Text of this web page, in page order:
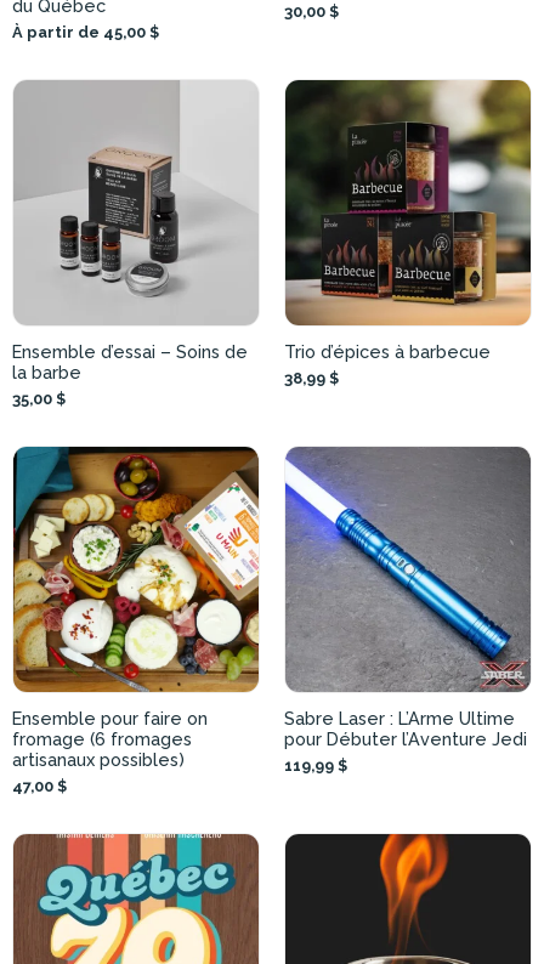
du Québec
À partir de 45,00 $
30,00 $
Ensemble d’essai – Soins de
la barbe
35,00 $
Trio d’épices à barbecue
38,99 $
Ensemble pour faire on
fromage (6 fromages
artisanaux possibles)
47,00 $
Sabre Laser : L’Arme Ultime
pour Débuter l’Aventure Jedi
119,99 $